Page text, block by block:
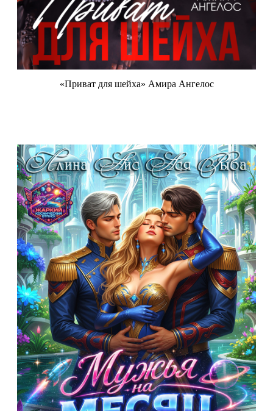
«Приват для шейха» Амира Ангелос